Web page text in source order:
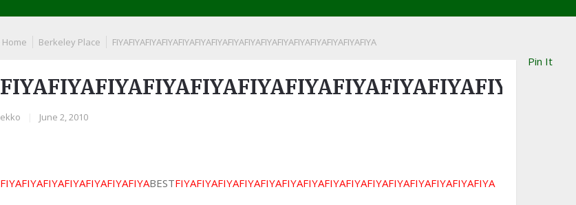
Home Berkeley Place FIYAFIYAFIYAFIYAFIYAFIYAFIYAFIYAFIYAFIYAFIYAFIYAFIYAFIYAFIYAFIYA
ekko June 2, 2010
FIYAFIYAFIYAFIYAFIYAFIYAFIYABESTFIYAFIYAFIYAFIYAFIYAFIYAFIYAFIYAFIYAFIYAFIYAFIYAFIYAFIYAFIYA
Pin It